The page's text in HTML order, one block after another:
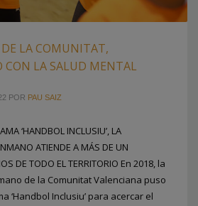
LA COMUNITAT,
CON LA SALUD MENTAL
POR PAU SAIZ
‘HANDBOL INCLUSIU’, LA
ATIENDE A MÁS DE UN
DE TODO EL TERRITORIO En 2018, la
de la Comunitat Valenciana puso
‘Handbol Inclusiu’ para acercar el